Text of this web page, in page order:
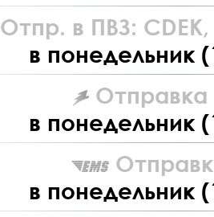
Отпр. в ПВЗ: CDEK,
в понедельник
Отправка
в понедельник
в понедельник